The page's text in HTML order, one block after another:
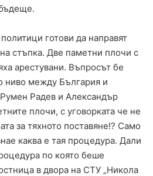
готови да направят
стъпка. Две паметни плочи с
арестувани. Въпросът бе
ниво между България и
Радев и Александър
плочи, с уговорката че не
за тяхното поставяне!? Само
каква е тая процедура. Дали
по която беше
в двора на СТУ „Никола